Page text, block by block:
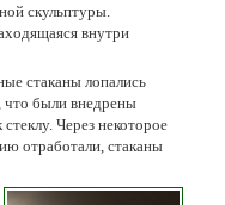
скульптуры.
внутри
стаканы лопались
что были внедрены
Через некоторое
отработали, стаканы